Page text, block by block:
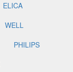
ELICA
WELL
PHILIPS